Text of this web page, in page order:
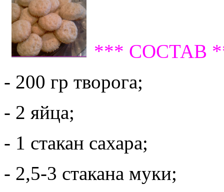
*** СОСТАВ
- 200 гр творога;
- 2 яйца;
- 1 стакан сахара;
- 2,5-3 стакана муки;